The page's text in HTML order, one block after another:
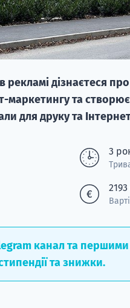
дізнаєтеся
та
для друку та
3
канал та першими
та знижки.